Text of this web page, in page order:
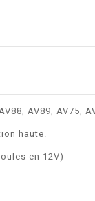
AV89, AV75,
haute.
en 12V)